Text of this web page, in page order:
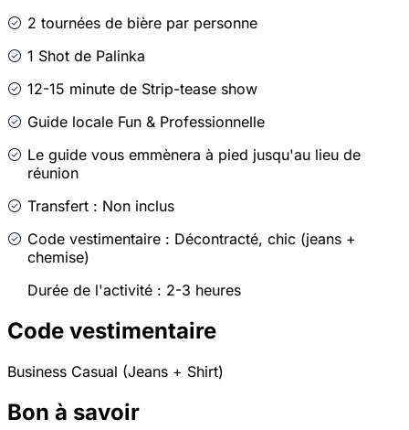
2 tournées de bière par personne
1 Shot de Palinka
12-15 minute de Strip-tease show
Guide locale Fun & Professionnelle
Le guide vous emmènera à pied jusqu'au lieu de
réunion
Transfert : Non inclus
Code vestimentaire : Décontracté, chic (jeans +
chemise)
Durée de l'activité : 2-3 heures
Code vestimentaire
Business Casual (Jeans + Shirt)
Bon à savoir